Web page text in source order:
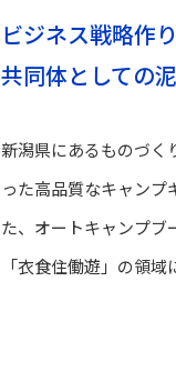
ビジネス戦略作
共同体としての
新潟県にあるものづく
った高品質なキャン
た、オートキャンプブ
「衣食住働遊」の領